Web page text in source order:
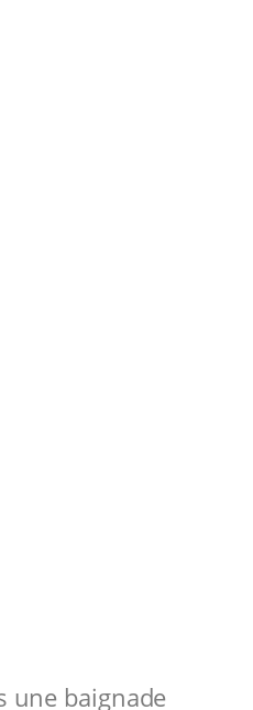
une baignade